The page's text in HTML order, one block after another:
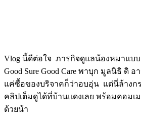
Vlog นี้ดีต่อใจ ภารกิจดูแลน้องหมาแบบ
Good Sure Good Care พาบุก มูลนิธิ ดิ อ
แค่ซื้อของบริจาคก็ว่าอบอุ่น แต่นี่ล้างกร
คลิปเต็มดูได้ที่บ้านแดงเลย พร้อมคอมเ
ด้วยน้า